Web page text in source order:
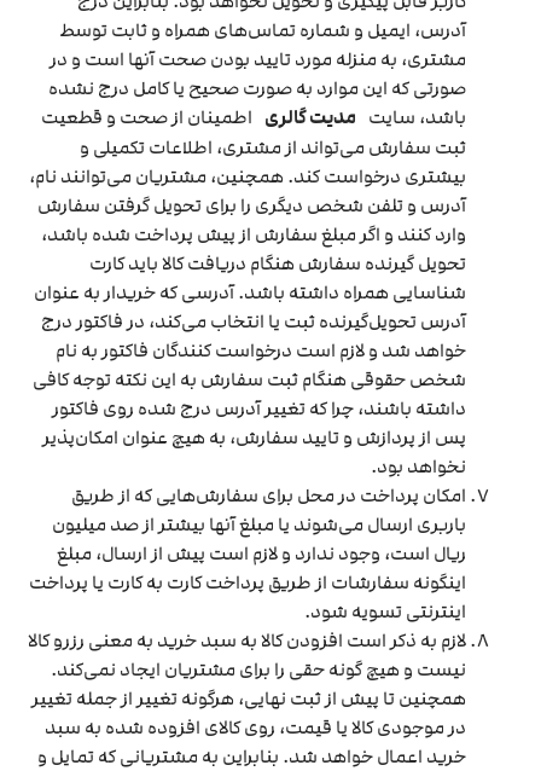
آدرس، ایمیل و شماره تماس‌های همراه و ثابت توسط
مشتری، به منزله مورد تایید بودن صحت آنها است و در
صورتی که این موارد به صورت صحیح یا کامل درج نشده
باشد، سایت مدیت گالری اطمینان از صحت و قطعیت
ثبت سفارش می‌تواند از مشتری، اطلاعات تکمیلی و
بیشتری درخواست کند. همچنین، مشتریان می‌توانند نام،
آدرس و تلفن شخص دیگری را برای تحویل گرفتن سفارش
وارد کنند و اگر مبلغ سفارش از پیش پرداخت شده باشد،
تحویل گیرنده سفارش هنگام دریافت کالا باید کارت
شناسایی همراه داشته باشد. آدرسی که خریدار به عنوان
آدرس تحویل‌گیرنده ثبت یا انتخاب می‌کند، در فاکتور درج
خواهد شد و لازم است درخواست کنندگان فاکتور به نام
شخص حقوقی هنگام ثبت سفارش به این نکته توجه کافی
داشته باشند، چرا که تغییر آدرس درج شده روی فاکتور
پس از پردازش و تایید سفارش، به هیچ عنوان امکان‌پذیر
نخواهد بود.
امکان پرداخت در محل برای سفارش‌هایی که از طریق
باربری ارسال می‌شوند یا مبلغ آنها بیشتر از صد میلیون
ریال است، وجود ندارد و لازم است پیش از ارسال، مبلغ
اینگونه سفارشات از طریق پرداخت کارت به کارت یا پرداخت
اینترنتی تسویه شود.
لازم به ذکر است افزودن کالا به سبد خرید به معنی رزرو کالا
نیست و هیچ گونه حقی را برای مشتریان ایجاد نمی‌کند.
همچنین تا پیش از ثبت نهایی، هرگونه تغییر از جمله تغییر
در موجودی کالا یا قیمت، روی کالای افزوده شده به سبد
خرید اعمال خواهد شد. بنابراین به مشتریانی که تمایل و